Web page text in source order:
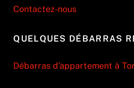
Contactez-nous
QUELQUES DÉBARRAS
Débarras d’appartement à